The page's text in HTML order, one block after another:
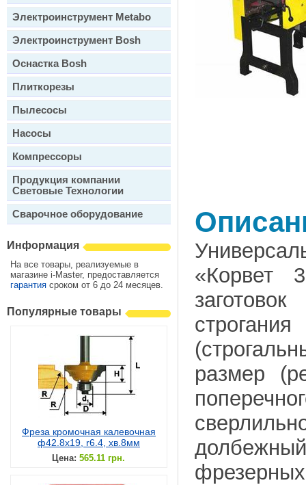
Электроинструмент Metabo
Электроинструмент Bosh
Оснастка Bosh
Плиткорезы
Пылесосы
Насосы
Компрессоры
Продукция компании
Световые Технологии
Сварочное оборудование
Информация
На все товары, реализуемые в
магазине i-Master, предоставляется
гарантия сроком от 6 до 24 месяцев.
Популярные товары
Фреза кромочная калевочная
ф42.8х19, r6.4, хв.8мм
Цена: 565.11 грн.
«Корвет
размер